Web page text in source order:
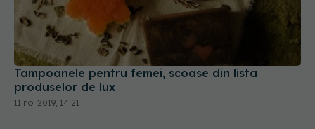
Tampoanele pentru femei, scoase din lista
produselor de lux
11 noi 2019, 14:21